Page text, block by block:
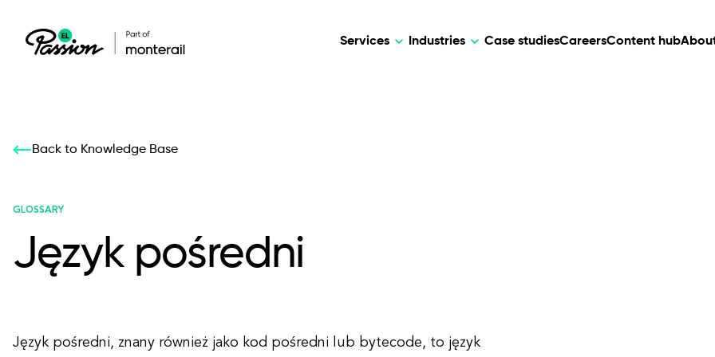
Services
Our services: build,
All services
Industries
Our services: build,
Case studiesCareersContent hub
Back to Knowledge Base
GLOSSARY
Język pośredni
Język pośredni, znany również jako kod pośredni lub bytecode, to język